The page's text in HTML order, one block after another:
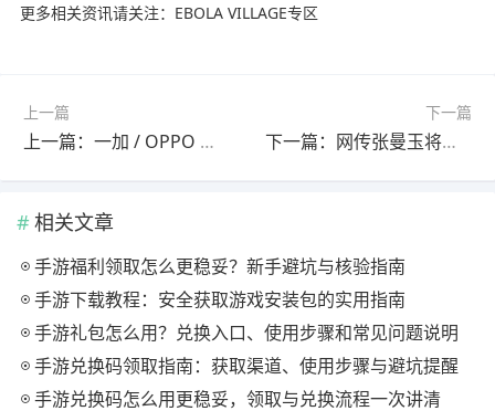
更多相关资讯请关注：EBOLA VILLAGE专区
上一篇
上一篇：一加 / OPPO 手机新功能曝光 耳机从耳中意外掉落后有望第一时间提醒用户
下一篇
下一篇：网传张曼玉将加盟《浪姐2026》 芒果:不知道啊
相关文章
手游福利领取怎么更稳妥？新手避坑与核验指南
手游下载教程：安全获取游戏安装包的实用指南
手游礼包怎么用？兑换入口、使用步骤和常见问题说明
手游兑换码领取指南：获取渠道、使用步骤与避坑提醒
手游兑换码怎么用更稳妥，领取与兑换流程一次讲清